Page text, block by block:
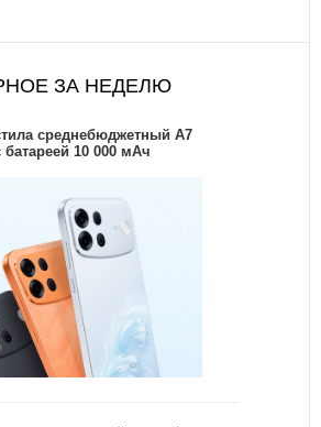
ЗА НЕДЕЛЮ
среднебюджетный A7
батареей 10 000 мАч